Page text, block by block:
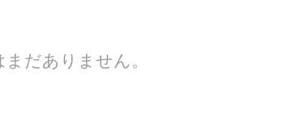
だありません。